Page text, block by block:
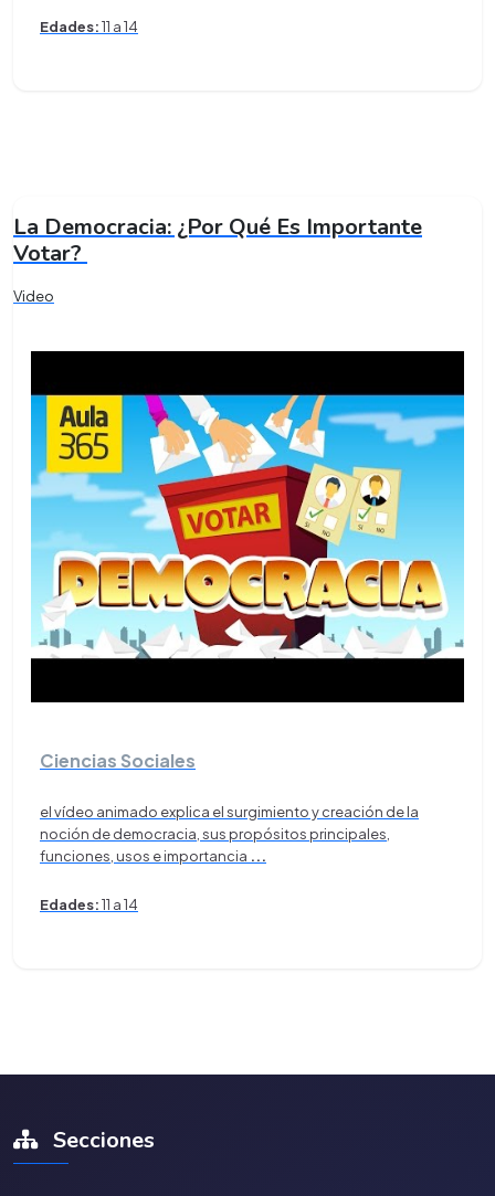
Edades:11 a 14
La Democracia: ¿Por Qué Es Importante
Votar?
Video
Ciencias Sociales
el vídeo animado explica el surgimiento y creación de la
noción de democracia, sus propósitos principales,
funciones, usos e importancia ...
Edades:11 a 14
Secciones